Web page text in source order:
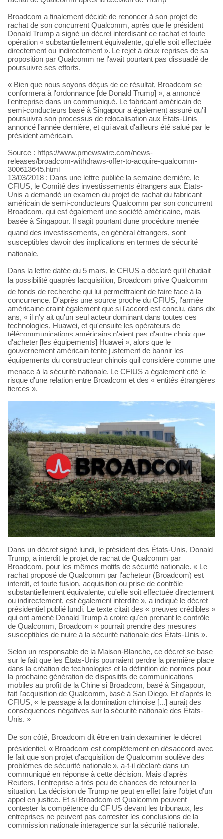
Broadcom a finalement décidé de renoncer à son projet de
rachat de son concurrent Qualcomm, après que le président
Donald Trump a signé un décret interdisant ce rachat et toute
opération « substantiellement équivalente, qu'elle soit effectuée
directement ou indirectement ». Le rejet à deux reprises de sa
proposition par Qualcomm ne l'avait pourtant pas dissuadé de
poursuivre ses efforts.
« Bien que nous soyons déçus de ce résultat, Broadcom se
conformera à l'ordonnance [de Donald Trump] », a annoncé
l'entreprise dans un communiqué. Le fabricant américain de
semi-conducteurs basé à Singapour a également assuré qu'il
poursuivra son processus de relocalisation aux États-Unis
annoncé l'année dernière, et qui avait d'ailleurs été salué par le
président américain.
Source : https://www.prnewswire.com/news-
releases/broadcom-withdraws-offer-to-acquire-qualcomm-
300613645.html
13/03/2018 : Dans une lettre publiée la semaine dernière, le
CFIUS, le Comité des investissements étrangers aux États-
Unis a demandé un examen du projet de rachat du fabricant
américain de semi-conducteurs Qualcomm par son concurrent
Broadcom, qui est également une société américaine, mais
basée à Singapour. Il sagit pourtant dune procédure menée
quand des investissements, en général étrangers, sont
susceptibles davoir des implications en termes de sécurité
nationale.
Dans la lettre datée du 5 mars, le CFIUS a déclaré qu'il étudiait
la possibilité quaprès lacquisition, Broadcom prive Qualcomm
de fonds de recherche qui lui permettraient de faire face à la
concurrence. D'après une source proche du CFIUS, l'armée
américaine craint également que si l'accord est conclu, dans dix
ans, « il n'y ait qu'un seul acteur dominant dans toutes ces
technologies, Huawei, et qu'ensuite les opérateurs de
télécommunications américains n'aient pas d'autre choix que
d'acheter [les équipements] Huawei », alors que le
gouvernement américain tente justement de bannir les
équipements du constructeur chinois quil considère comme une
menace à la sécurité nationale. Le CFIUS a également cité le
risque d'une relation entre Broadcom et des « entités étrangères
tierces ».
Dans un décret signé lundi, le président des États-Unis, Donald
Trump, a interdit le projet de rachat de Qualcomm par
Broadcom, pour les mêmes motifs de sécurité nationale. « Le
rachat proposé de Qualcomm par l'acheteur (Broadcom) est
interdit, et toute fusion, acquisition ou prise de contrôle
substantiellement équivalente, qu'elle soit effectuée directement
ou indirectement, est également interdite », a indiqué le décret
présidentiel publié lundi. Le texte citait des « preuves crédibles »
qui ont amené Donald Trump à croire qu'en prenant le contrôle
de Qualcomm, Broadcom « pourrait prendre des mesures
susceptibles de nuire à la sécurité nationale des États-Unis ».
Selon un responsable de la Maison-Blanche, ce décret se base
sur le fait que les États-Unis pourraient perdre la première place
dans la création de technologies et la définition de normes pour
la prochaine génération de dispositifs de communications
mobiles au profit de la Chine si Broadcom, basé à Singapour,
fait l'acquisition de Qualcomm, basé à San Diego. Et d'après le
CFIUS, « le passage à la domination chinoise [...] aurait des
conséquences négatives sur la sécurité nationale des États-
Unis. »
De son côté, Broadcom dit être en train dexaminer le décret
présidentiel. « Broadcom est complètement en désaccord avec
le fait que son projet d'acquisition de Qualcomm soulève des
problèmes de sécurité nationale », a-t-il déclaré dans un
communiqué en réponse à cette décision. Mais d'après
Reuters, l'entreprise a très peu de chances de retourner la
situation. La décision de Trump ne peut en effet faire l'objet d'un
appel en justice. Et si Broadcom et Qualcomm peuvent
contester la compétence du CFIUS devant les tribunaux, les
entreprises ne peuvent pas contester les conclusions de la
commission nationale interagence sur la sécurité nationale.